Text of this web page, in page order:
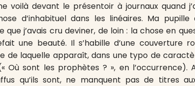
voilà devant le présentoir à journaux quand
d’inhabituel dans les linéaires. Ma
que j’avais cru deviner, de loin : la chose en
une beauté. Il s’habille d’une couverture
de laquelle apparaît, dans une typo de
Où sont les prophètes ? », en l’occurrence).
qu’ils sont, ne manquent pas de titres